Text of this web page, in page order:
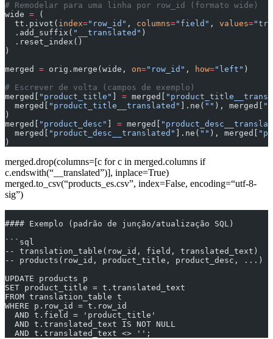
# Remodelar para uma linha por row_id (formato wide)
wide = (
  tt.pivot(
index="row_id" , columns="field" , values=
  .add_suffix(
"__translated" )
  .reset_index()
)
merged = orig.merge(wide, on="row_id" , how="left" )
# Escrever de volta (campos de exemplo)
merged[
"product_title" = merged[
  merged[
"product_title__translated" ].ne( "" ), merged[
)
merged[
"product_desc" = merged[
  merged[
"product_desc__translated" ].ne( "" ), merged[
)
merged.drop(columns=[c for c in merged.columns if
c.endswith(“__translated”)], inplace=True)
merged.to_csv(“products_es.csv”, index=False, encoding=“utf-8-
sig”)
#### Exemplo (padrão de junção/atualização SQL)
```sql
-- translation_table(row_id, field, translated_text)
-- products(row_id, product_title, product_desc, ...)
UPDATE products p
SET product_title = t.translated_text
FROM translation_table t
WHERE p.row_id = t.row_id
  AND t.field = 'product_title'
  AND t.translated_text IS NOT NULL
  AND t.translated_text <> '';